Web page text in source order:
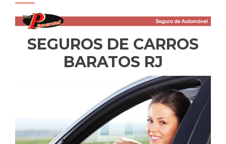
SEGUROS DE CARROS
BARATOS RJ